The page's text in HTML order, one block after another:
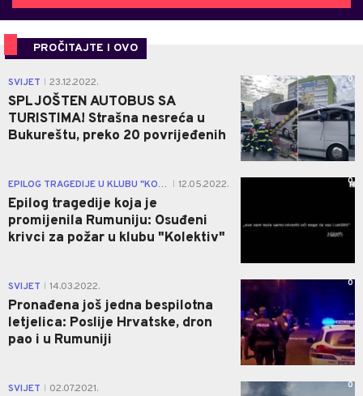
PROČITAJTE I OVO
SVIJET 23.12.2022.
SPLJOŠTEN AUTOBUS SA
TURISTIMA! Strašna nesreća u
Bukureštu, preko 20 povrijeđenih
0
EPILOG TRAGEDIJE U KLUBU "KOLEKTIV" 12.05.2022.
Epilog tragedije koja je
promijenila Rumuniju: Osuđeni
krivci za požar u klubu "Kolektiv"
0
SVIJET 14.03.2022.
Pronađena još jedna bespilotna
letjelica: Poslije Hrvatske, dron
pao i u Rumuniji
0
SVIJET 02.07.2021. 0